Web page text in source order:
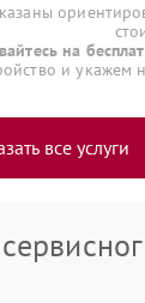
на
и укажем
все услуги